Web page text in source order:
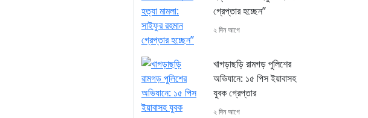
গ্রেপ্তার হচ্ছেন”
২ দিন আগে
খাগড়াছড়ি রামগড় পুলিশের
অভিযানে: ১৫ পিস ইয়াবাসহ
যুবক গ্রেপ্তার
২ দিন আগে